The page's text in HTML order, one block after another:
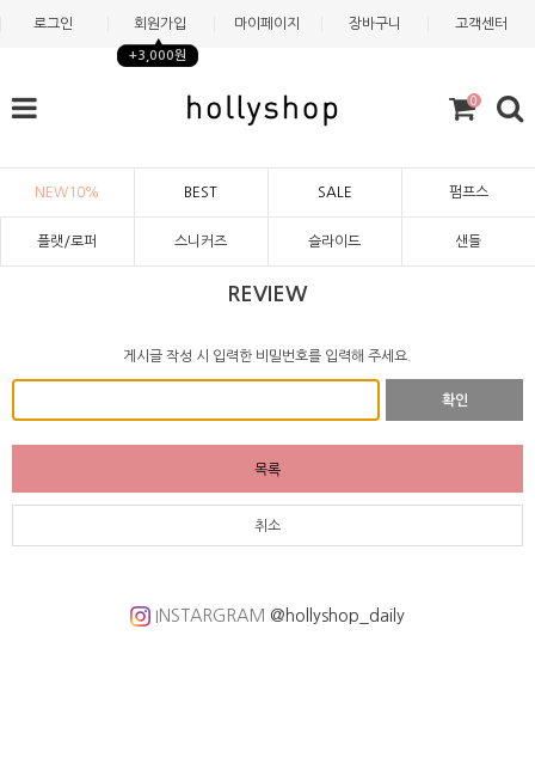
로그인 회원가입
+3,000원
마이페이지 장바구니 고객센터
0
NEW10% BEST SALE 펌프스
플랫/로퍼 스니커즈 슬라이드 샌들
REVIEW
게시글 작성 시 입력한 비밀번호를 입력해 주세요.
확인
목록
취소
INSTARGRAM @hollyshop_daily